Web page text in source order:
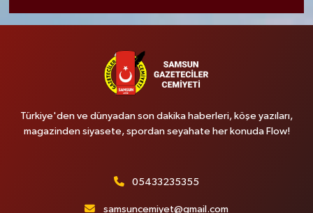
Türkiye'den ve dünyadan son dakika haberleri, köşe yazıları,
magazinden siyasete, spordan seyahate her konuda Flow!
05433235355
samsuncemiyet@gmail.com